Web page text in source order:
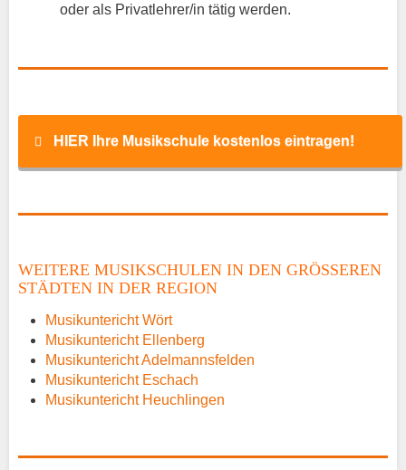
oder als Privatlehrer/in tätig werden.
HIER Ihre Musikschule kostenlos eintragen!
WEITERE MUSIKSCHULEN IN DEN GRÖSSEREN S
TÄDTEN IN DER REGION
Musikuntericht Wört
Musikuntericht Ellenberg
Musikuntericht Adelmannsfelden
Musikuntericht Eschach
Musikuntericht Heuchlingen